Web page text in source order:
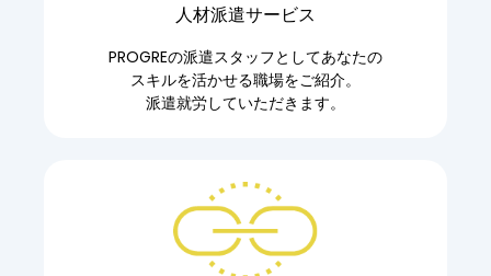
人材派遣サービス
PROGREの派遣スタッフとしてあなたの
スキルを活かせる職場をご紹介。
派遣就労していただきます。